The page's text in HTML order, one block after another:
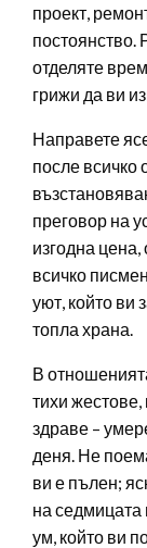
проект,
постоянство.
отделяте
грижи да ви
Направете
после всичко
преговор на
изгодна цена,
всичко
уют, който ви
топла храна.
В
тихи жестове,
здраве –
деня. Не
ви е пълен;
на
ум, който ви